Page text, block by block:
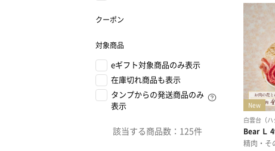
クーポン
対象商品
eギフト対象商品のみ表示
在庫切れ商品も表示
タンプからの発送商品のみ
表示
該当する商品数： 125件